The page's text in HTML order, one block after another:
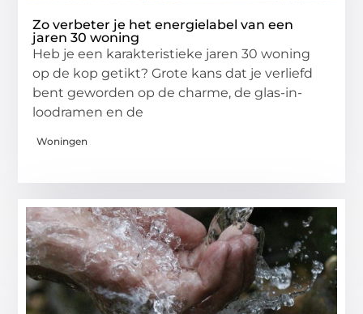
Zo verbeter je het energielabel van een
jaren 30 woning
Heb je een karakteristieke jaren 30 woning
op de kop getikt? Grote kans dat je verliefd
bent geworden op de charme, de glas-in-
loodramen en de
Woningen